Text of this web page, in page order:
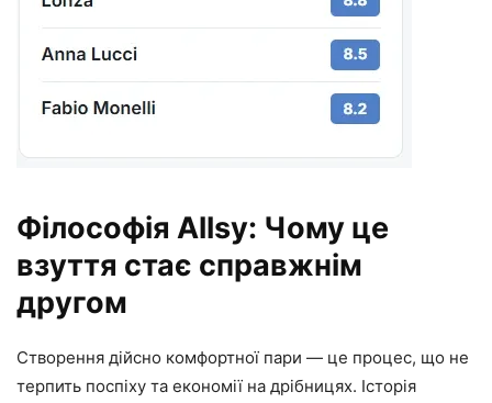
Філософія Allsy: Чому це
взуття стає справжнім
другом
Створення дійсно комфортної пари — це процес, що не
терпить поспіху та економії на дрібницях. Історія